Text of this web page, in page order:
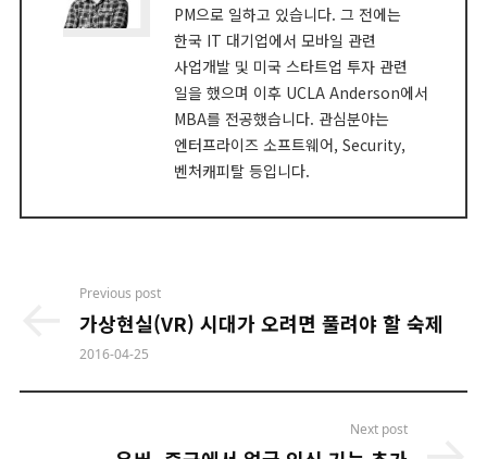
PM으로 일하고 있습니다. 그 전에는
한국 IT 대기업에서 모바일 관련
사업개발 및 미국 스타트업 투자 관련
일을 했으며 이후 UCLA Anderson에서
MBA를 전공했습니다. 관심분야는
엔터프라이즈 소프트웨어, Security,
벤처캐피탈 등입니다.
navigation
Previous post
가상현실(VR) 시대가 오려면 풀려야 할 숙제
2016-04-25
Next post